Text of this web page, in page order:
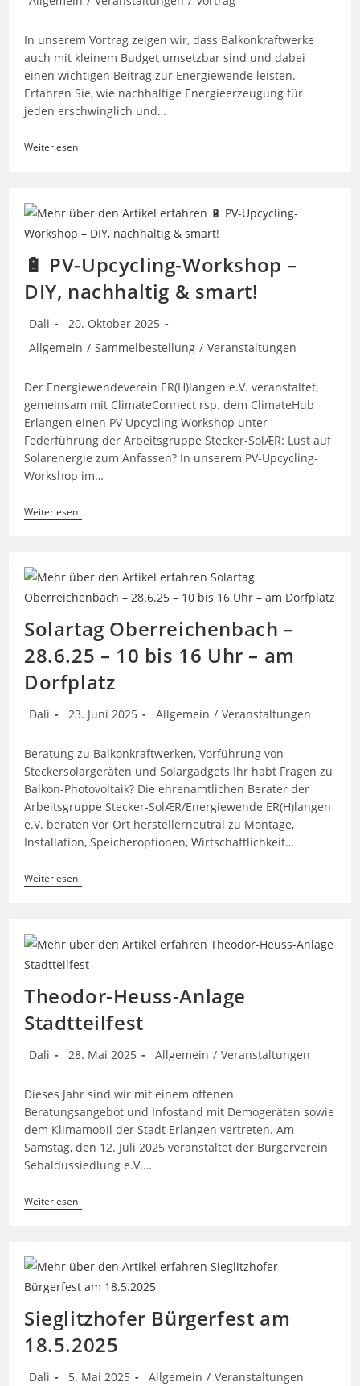
In unserem Vortrag zeigen wir, dass Balkonkraftwerke
auch mit kleinem Budget umsetzbar sind und dabei
einen wichtigen Beitrag zur Energiewende leisten.
Erfahren Sie, wie nachhaltige Energieerzeugung für
jeden erschwinglich und…
WeiterlesenDein
Balkon
In
🔋 PV-Upcycling-Workshop –
DIY, nachhaltig & smart!
Beitrags-
Dali
Beitrag
20. Oktober 2025
Beitrags-
Allgemein / Sammelbestellung / Veranstaltungen
Der Energiewendeverein ER(H)langen e.V. veranstaltet,
gemeinsam mit ClimateConnect rsp. dem ClimateHub
Erlangen einen PV Upcycling Workshop unter
Federführung der Arbeitsgruppe Stecker-SolÆR: Lust auf
Solarenergie zum Anfassen? In unserem PV-Upcycling-
Workshop im…
Weiterlesen🔋
PV-
DIY,
&
Solartag Oberreichenbach –
28.6.25 – 10 bis 16 Uhr – am
Dorfplatz
Beitrags-
Dali
Beitrag
23. Juni 2025
Beitrags-
Allgemein / Veranstaltungen
Beratung zu Balkonkraftwerken, Vorführung von
Steckersolargeräten und Solargadgets Ihr habt Fragen zu
Balkon-Photovoltaik? Die ehrenamtlichen Berater der
Arbeitsgruppe Stecker-SolÆR/Energiewende ER(H)langen
e.V. beraten vor Ort herstellerneutral zu Montage,
Installation, Speicheroptionen, Wirtschaftlichkeit…
WeiterlesenSolartag
Oberreichenbach
10
16
–
Am
Dorfplatz
Theodor-Heuss-Anlage
Stadtteilfest
Beitrags-
Dali
Beitrag
28. Mai 2025
Beitrags-
Allgemein / Veranstaltungen
Dieses Jahr sind wir mit einem offenen
Beratungsangebot und Infostand mit Demogeräten sowie
dem Klimamobil der Stadt Erlangen vertreten. Am
Samstag, den 12. Juli 2025 veranstaltet der Bürgerverein
Sebaldussiedlung e.V.…
WeiterlesenTheodor-
Heuss-
Sieglitzhofer Bürgerfest am
18.5.2025
Beitrags-
Dali
Beitrag
5. Mai 2025
Beitrags-
Allgemein / Veranstaltungen